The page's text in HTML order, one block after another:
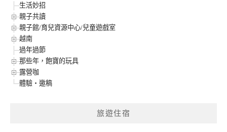
生活妙招
親子共讀
親子館/育兒資源中心/兒童遊戲室
越南
過年過節
那些年，飽寶的玩具
露營咖
體驗‧邀稿
旅遊住宿